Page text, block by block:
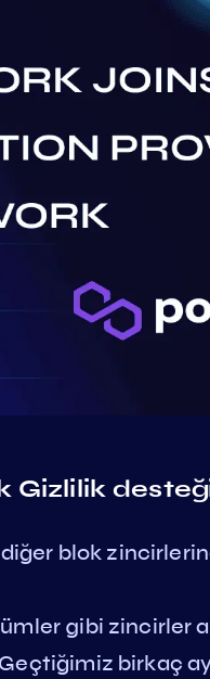
Gizlilik
blok
gibi zincirler
birkaç